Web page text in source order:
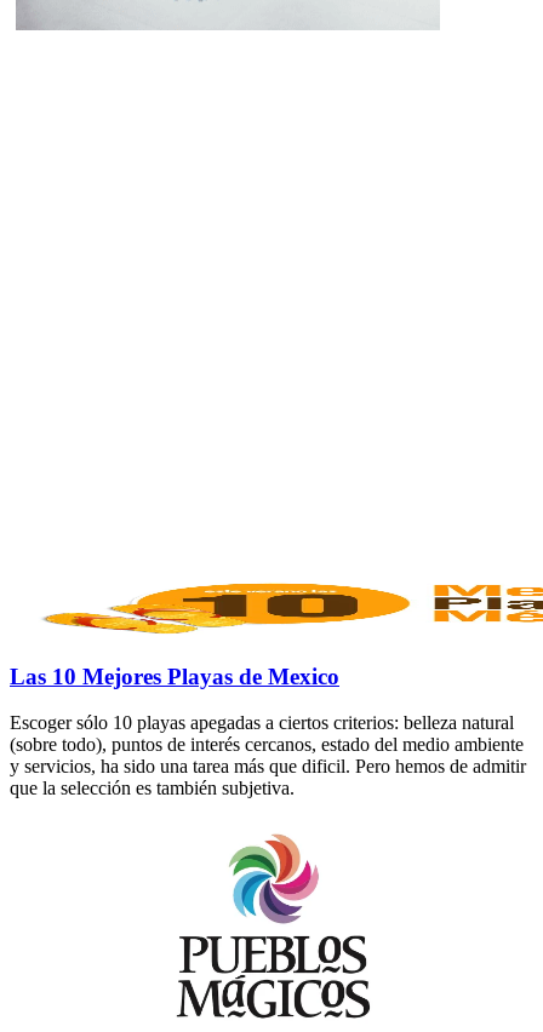
Las 10 Mejores Playas de Mexico
Escoger sólo 10 playas apegadas a ciertos criterios: belleza natural
(sobre todo), puntos de interés cercanos, estado del medio ambiente
y servicios, ha sido una tarea más que dificil. Pero hemos de admitir
que la selección es también subjetiva.